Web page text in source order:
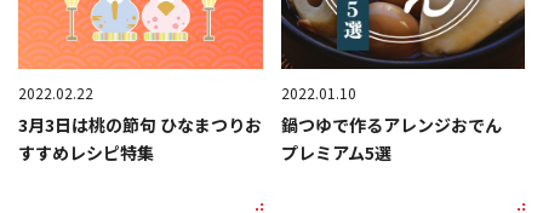
2022.02.22
3月3日は桃の節句 ひなまつりお
すすめレシピ特集
2022.01.10
鍋つゆで作るアレンジおでん
プレミアム5選